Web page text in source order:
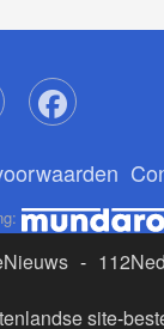
-
site-